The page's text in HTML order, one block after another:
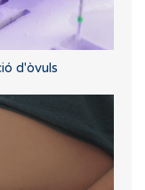
d'òvuls